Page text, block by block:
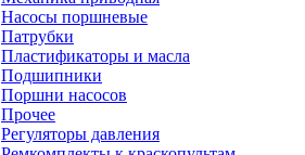
Насосы поршневые
Патрубки
Пластификаторы и масла
Подшипники
Поршни насосов
Прочее
Регуляторы давления